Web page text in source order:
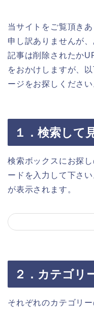
当サイトをご覧頂き
申し訳ありませんが
記事は削除されたか
をおかけしますが、
ージをお探しください
１．検索して
検索ボックスにお探
ードを入力して下さ
が表示されます。
２．カテゴリ
それぞれのカテゴリ